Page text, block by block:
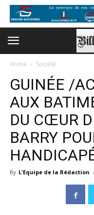
Home Société
GUINÉE /
AUX
DU CŒUR
BARRY
By L'Equipe de la Rédaction -